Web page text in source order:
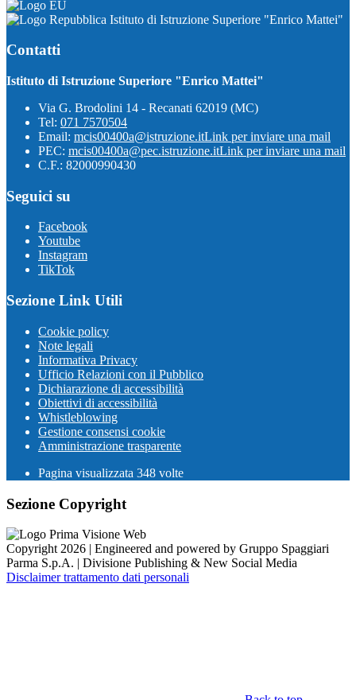
Istituto di Istruzione Superiore "Enrico Mattei"
Contatti
Istituto di Istruzione Superiore "Enrico Mattei"
Via G. Brodolini 14 - Recanati 62019 (MC)
Tel: 071 7570504
Email: mcis00400a@istruzione.itLink per inviare una mail
PEC: mcis00400a@pec.istruzione.itLink per inviare una mail
C.F.: 82000990430
Seguici su
Facebook
Youtube
Instagram
TikTok
Sezione Link Utili
Cookie policy
Note legali
Informativa Privacy
Ufficio Relazioni con il Pubblico
Dichiarazione di accessibilità
Obiettivi di accessibilità
Whistleblowing
Gestione consensi cookie
Amministrazione trasparente
Pagina visualizzata 348 volte
Sezione Copyright
Copyright 2026 | Engineered and powered by Gruppo Spaggiari
Parma S.p.A. | Divisione Publishing & New Social Media
Disclaimer trattamento dati personali